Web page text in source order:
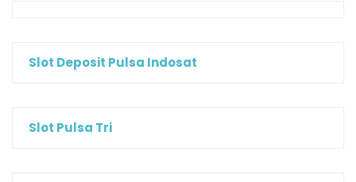
Slot Deposit Pulsa Indosat
Slot Pulsa Tri